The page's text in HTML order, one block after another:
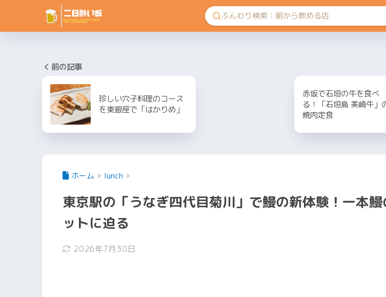
前の記事
珍しい穴子料理のコース
を東銀座で「はかりめ」
赤坂で石垣の牛を食べ
る！「石垣島 美崎牛」
焼肉定食
ホーム lunch
東京駅の「うなぎ四代目菊川」で鰻の新体験！一本鰻
ットに迫る
2026年7月30日